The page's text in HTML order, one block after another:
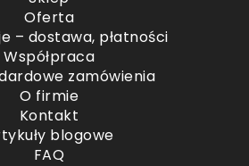
Oferta
– dostawa, płatności
Współpraca
zamówienia
O firmie
Kontakt
blogowe
FAQ